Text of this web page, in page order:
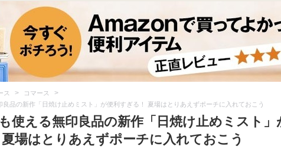
ス > コマース >
良品の新作「日焼け止めミスト」が便利すぎる！ 夏場はとりあえずポーチに入れておこう
使える無印良品の新作「日焼け止めミスト」
場はとりあえずポーチに入れておこう